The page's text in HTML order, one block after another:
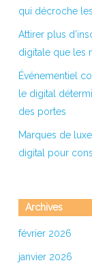
qui décroche
Attirer plus
digitale que les
Événementiel
le digital
des portes
Marques de
digital pour
Archives
février 2026
janvier 2026